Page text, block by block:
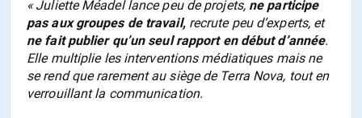
« Juliette Méadel lance peu de projets, ne participe
pas aux groupes de travail,recrute peu d’experts, et
ne fait publier qu’un seul rapport en début d’année.
Elle multiplie les interventions médiatiques mais ne
se rend que rarement au siège de Terra Nova, tout en
verrouillant la communication.